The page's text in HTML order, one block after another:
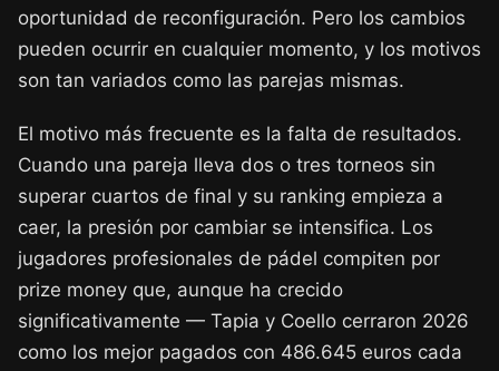
oportunidad de reconfiguración. Pero los cambios
pueden ocurrir en cualquier momento, y los motivos
son tan variados como las parejas mismas.
El motivo más frecuente es la falta de resultados.
Cuando una pareja lleva dos o tres torneos sin
superar cuartos de final y su ranking empieza a
caer, la presión por cambiar se intensifica. Los
jugadores profesionales de pádel compiten por
prize money que, aunque ha crecido
significativamente — Tapia y Coello cerraron 2026
como los mejor pagados con 486.645 euros cada